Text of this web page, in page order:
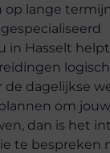
op lange
in Hasselt
de dagelijkse
om
dan is het
te bespreken